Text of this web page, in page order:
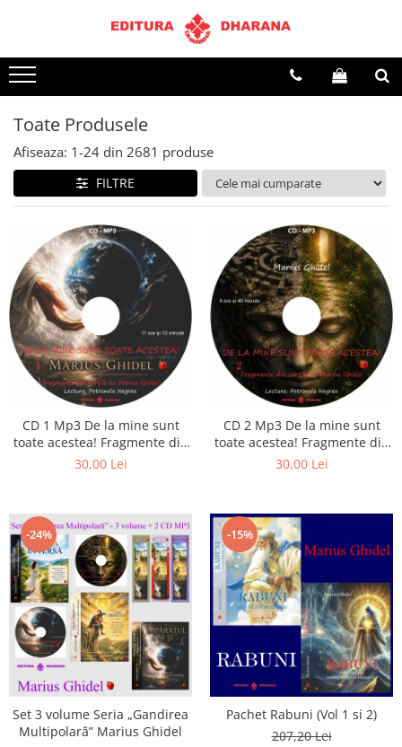
Terapii
Dietoterapie
Toate Produsele
Afiseaza: 1-24 din 2681 produse
FILTRE
CD 1 Mp3 De la mine sunt
toate acestea! Fragmente din
cărțile lui Marius Ghidel
30,00 Lei
CD 2 Mp3 De la mine sunt
toate acestea! Fragmente din
cărțile lui Marius Ghidel
30,00 Lei
-24%
Set 3 volume Seria „Gandirea
Multipolară” Marius Ghidel
-15%
Pachet Rabuni (Vol 1 si 2)
207,20 Lei